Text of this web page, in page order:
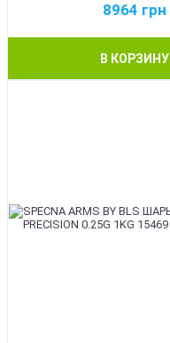
8964 грн
В КОРЗИНУ